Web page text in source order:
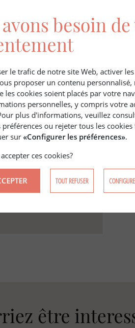
Charge Vendeur)
& CYNEGETIQUES
être
besoin
le trafic de notre site Web, activer
proposer un contenu
les cookies soient placés par votre
personnelles, y compris votre
plus d'informations, veuillez
ou rejeter tous les
sur «Configurer les préférences».
ces cookies?
TOUT REFUSER